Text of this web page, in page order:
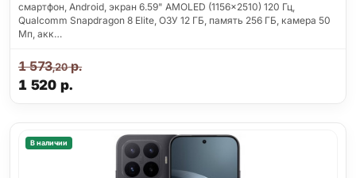
смартфон, Android, экран 6.59" AMOLED (1156x2510) 120 Гц,
Qualcomm Snapdragon 8 Elite, ОЗУ 12 ГБ, память 256 ГБ, камера 50
Мп, акк…
1 520 р.
1 573,20р.
В наличии